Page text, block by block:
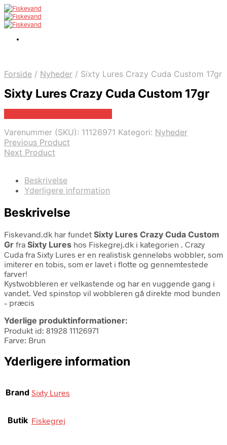
Forside / Nyheder / Sixty Lures Crazy Cuda Custom 17gr
Sixty Lures Crazy Cuda Custom 17gr
Varenummer (SKU): 11126971 Kategori: Nyheder
Previous Product
Next Product
Beskrivelse
Yderligere information
Beskrivelse
Fiskevand.dk har fundet Sixty Lures Crazy Cuda Custom
Gr fra Sixty Lures hos Fiskegrej.dk i kategorien . Crazy
Cuda fra Sixty Lures er en realistisk genneløbs wobbler, som
imiterer en tobis, som er lavet i flotte og gennemtestede
farver!
Kystwobbleren er velkastende og har en vuggende gang i
vandet. Ved spinstop vil wobbleren gå direkte mod bunden
– præcis
Yderlige produktinformationer:
Produkt id: 81928 11126971
Farve: Brun
Yderligere information
Brand Sixty Lures
Butik Fiskegrej